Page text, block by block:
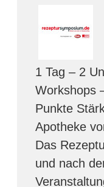
1 Tag – 2
Workshops
Punkte
Apotheke
Das
und nach